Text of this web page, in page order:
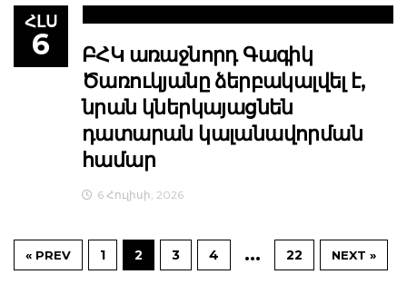
ՀԼՍ
6
ԲՀԿ առաջնորդ Գագիկ
Ծառուկյանը ձերբակալվել է,
նրան կներկայացնեն
դատարան կալանավորման
համար
6 Հուլիսի, 2026
« PREV 1 2 3 4 … 22 NEXT »